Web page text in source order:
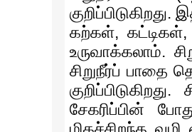
கற்கள்,
உருவாக்கலாம்.
சிறுநீர்ப் பாதை
சேகரிப்பின்